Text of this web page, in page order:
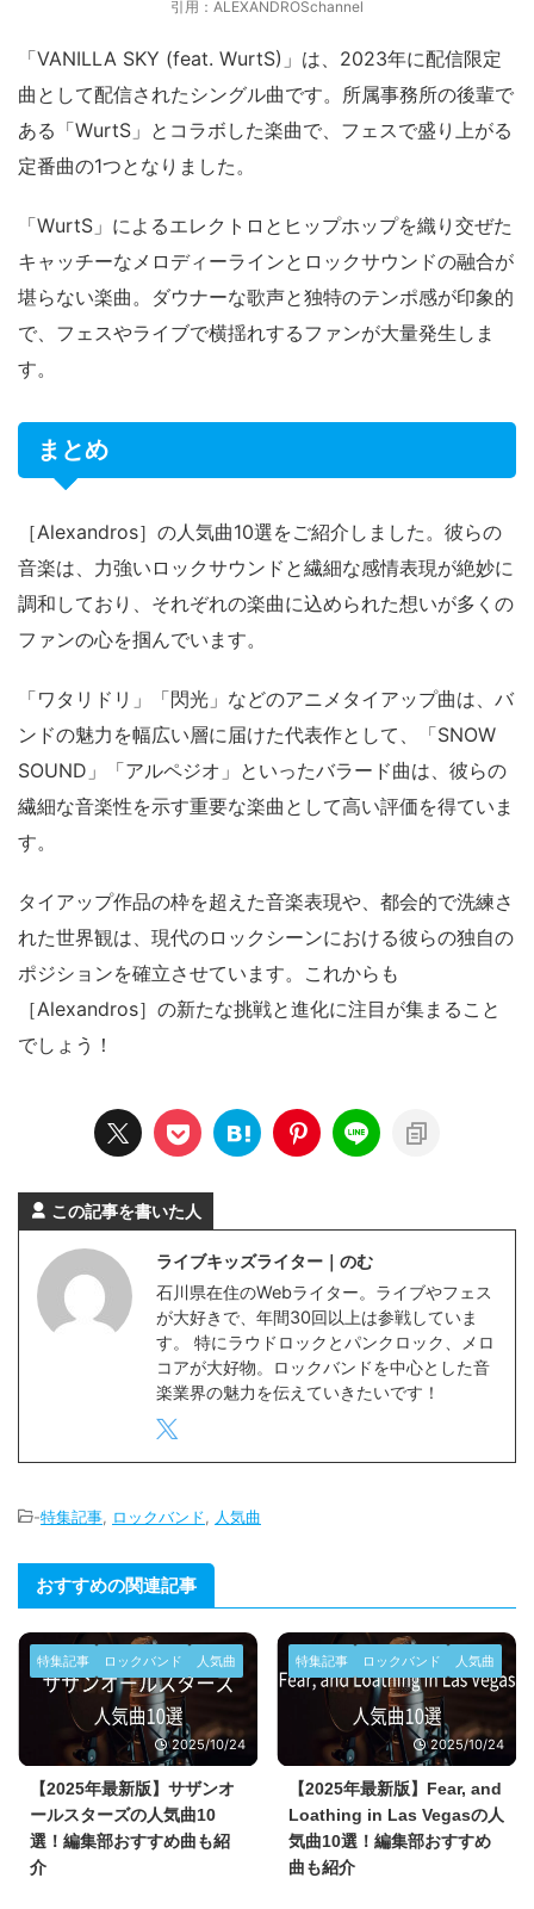
引用：ALEXANDROSchannel
「VANILLA SKY (feat. WurtS)」は、2023年に配信限定
曲として配信されたシングル曲です。所属事務所の後輩で
ある「WurtS」とコラボした楽曲で、フェスで盛り上がる
定番曲の1つとなりました。
「WurtS」によるエレクトロとヒップホップを織り交ぜた
キャッチーなメロディーラインとロックサウンドの融合が
堪らない楽曲。ダウナーな歌声と独特のテンポ感が印象的
で、フェスやライブで横揺れするファンが大量発生しま
す。
まとめ
［Alexandros］の人気曲10選をご紹介しました。彼らの
音楽は、力強いロックサウンドと繊細な感情表現が絶妙に
調和しており、それぞれの楽曲に込められた想いが多くの
ファンの心を掴んでいます。
「ワタリドリ」「閃光」などのアニメタイアップ曲は、バ
ンドの魅力を幅広い層に届けた代表作として、「SNOW
SOUND」「アルペジオ」といったバラード曲は、彼らの
繊細な音楽性を示す重要な楽曲として高い評価を得ていま
す。
タイアップ作品の枠を超えた音楽表現や、都会的で洗練さ
れた世界観は、現代のロックシーンにおける彼らの独自の
ポジションを確立させています。これからも
［Alexandros］の新たな挑戦と進化に注目が集まること
でしょう！
この記事を書いた人
ライブキッズライター｜のむ
石川県在住のWebライター。ライブやフェス
が大好きで、年間30回以上は参戦していま
す。 特にラウドロックとパンクロック、メロ
コアが大好物。ロックバンドを中心とした音
楽業界の魅力を伝えていきたいです！
-特集記事 ロックバンド 人気曲
おすすめの関連記事
特集記事 ロックバンド 人気曲
2025/10/24
【2025年最新版】サザンオ
ールスターズの人気曲10
選！編集部おすすめ曲も紹
介
特集記事 ロックバンド 人気曲
2025/10/24
【2025年最新版】Fear, and
Loathing in Las Vegasの人
気曲10選！編集部おすすめ
曲も紹介